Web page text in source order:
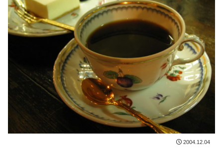
2004.12.04